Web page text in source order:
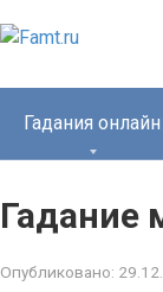
Гадания онлайн
Гадание
Опубликовано: